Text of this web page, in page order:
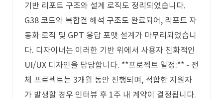
기반 리포트 구조와 설계 로직도 정리되었습니다.
G38 코드와 복합결 해석 구조도 완료되어, 리포트 자
동화 로직 및 GPT 응답 포맷 설계가 마무리되었습니
다. 디자이너는 이러한 기반 위에서 사용자 친화적인
UI/UX 디자인을 담당합니다. **프로젝트 일정:** - 전
체 프로젝트는 3개월 동안 진행되며, 적합한 지원자
가 발생할 경우 인터뷰 후 1주 내 계약이 결정됩니다.